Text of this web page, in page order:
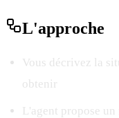
L'approche
Vous décrivez la
obtenir
L'agent propose